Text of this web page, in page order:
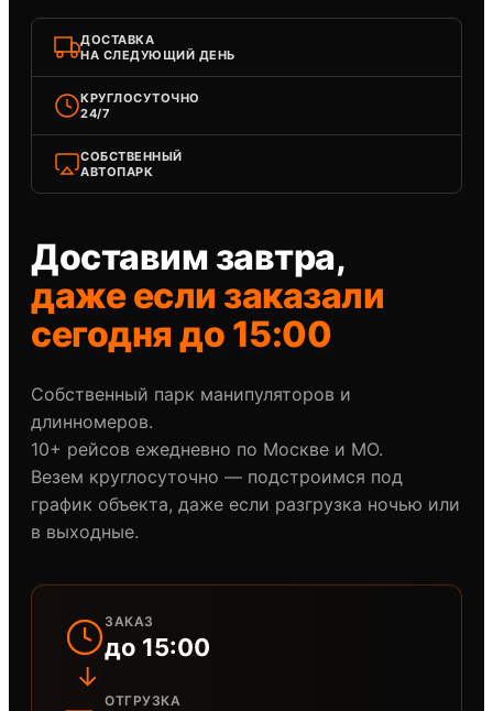
ДОСТАВКА
НА СЛЕДУЮЩИЙ ДЕНЬ
КРУГЛОСУТОЧНО
24/7
СОБСТВЕННЫЙ
АВТОПАРК
Доставим завтра,
даже если заказали
сегодня до 15:00
Собственный парк манипуляторов и
длинномеров.
10+ рейсов ежедневно по Москве и МО.
Везем круглосуточно — подстроимся под
график объекта, даже если разгрузка ночью или
в выходные.
ЗАКАЗ
до 15:00
→
ОТГРУЗКА